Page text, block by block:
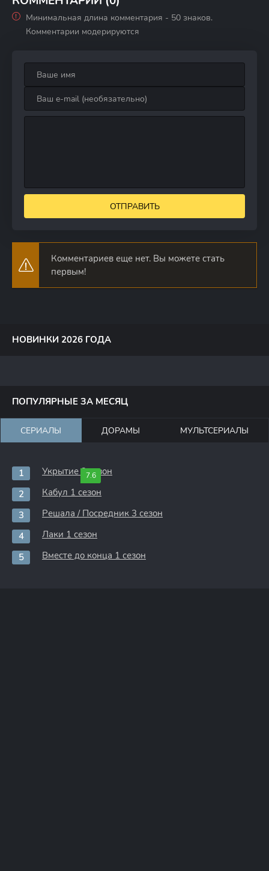
Минимальная длина комментария - 50 знаков.
Комментарии модерируются
ОТПРАВИТЬ
Комментариев еще нет. Вы можете стать
первым!
НОВИНКИ 2026 ГОДА
ПОПУЛЯРНЫЕ ЗА МЕСЯЦ
СЕРИАЛЫ ДОРАМЫ МУЛЬТСЕРИАЛЫ
7.6
Укрытие 3 сезон
Кабул 1 сезон
Решала / Посредник 3 сезон
Лаки 1 сезон
Вместе до конца 1 сезон